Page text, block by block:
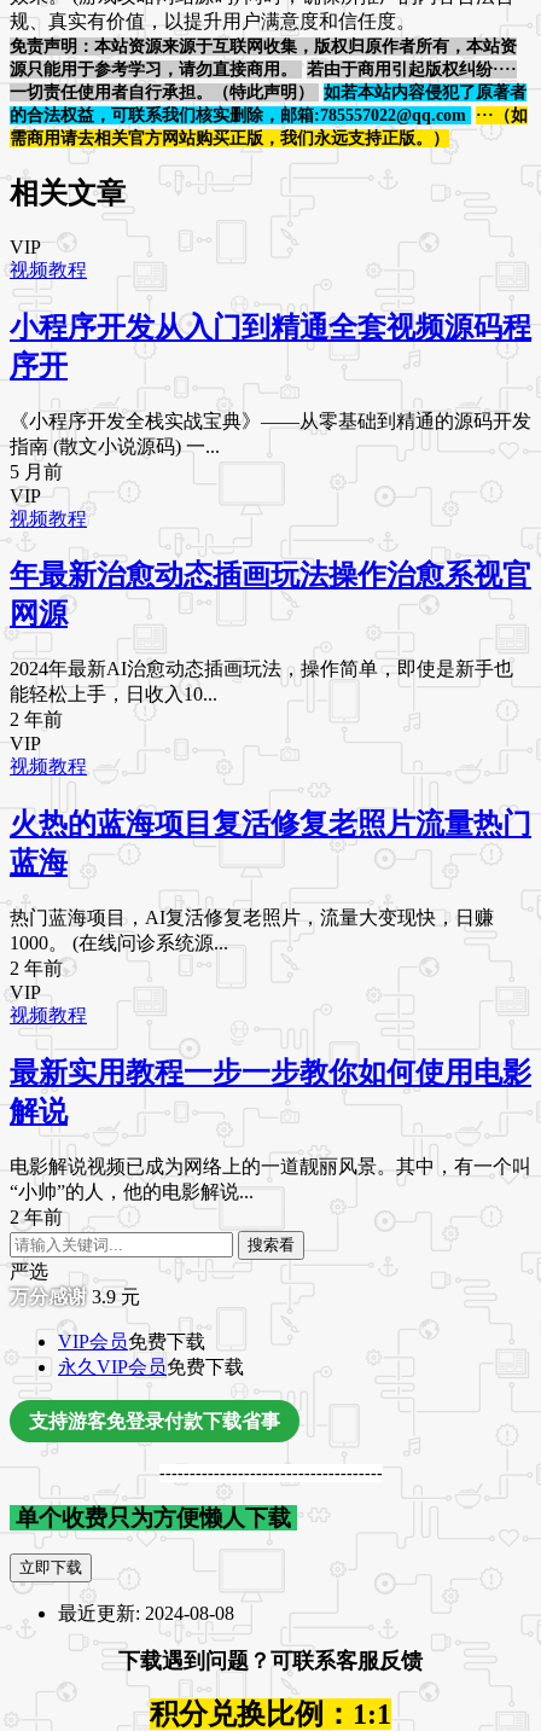
规、真实有价值，以提升用户满意度和信任度。
免责声明：本站资源来源于互联网收集，版权归原作者所有，本站资
源只能用于参考学习，请勿直接商用。
若由于商用引起版权纠纷····
一切责任使用者自行承担。（特此声明）
如若本站内容侵犯了原著者
的合法权益，可联系我们核实删除，邮箱:785557022@qq.com
···（如
需商用请去相关官方网站购买正版，我们永远支持正版。）
相关文章
VIP
视频教程
小程序开发从入门到精通全套视频源码程
序开
《小程序开发全栈实战宝典》——从零基础到精通的源码开发
指南 (散文小说源码) 一...
5 月前
VIP
视频教程
年最新治愈动态插画玩法操作治愈系视官
网源
2024年最新AI治愈动态插画玩法，操作简单，即使是新手也
能轻松上手，日收入10...
2 年前
VIP
视频教程
火热的蓝海项目复活修复老照片流量热门
蓝海
热门蓝海项目，AI复活修复老照片，流量大变现快，日赚
1000。 (在线问诊系统源...
2 年前
VIP
视频教程
最新实用教程一步一步教你如何使用电影
解说
电影解说视频已成为网络上的一道靓丽风景。其中，有一个叫
“小帅”的人，他的电影解说...
2 年前
搜索看
严选
3.9元
VIP会员免费下载
永久VIP会员免费下载
支持游客免登录付款下载省事
-------------------------------------
单个收费只为方便懒人下载
立即下载
最近更新: 2024-08-08
下载遇到问题？可联系客服反馈
积分兑换比例：1:1